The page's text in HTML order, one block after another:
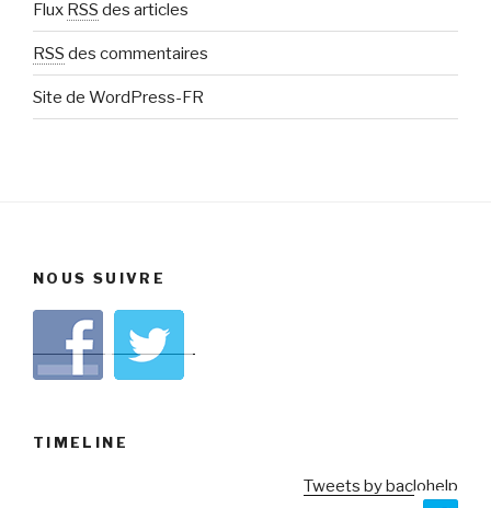
Flux RSS des articles
RSS des commentaires
Site de WordPress-FR
NOUS SUIVRE
TIMELINE
Tweets by baclohelp